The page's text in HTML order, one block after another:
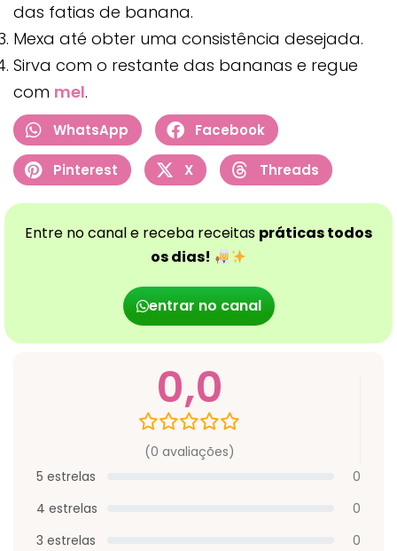
das fatias de banana.
Mexa até obter uma consistência desejada.
Sirva com o restante das bananas e regue
com mel.
WhatsApp Facebook
Pinterest X Threads
Entre no canal e receba receitas práticas todos
os dias!
entrar no canal
0,0
(0 avaliações)
5 estrelas
0
4 estrelas
0
3 estrelas
0